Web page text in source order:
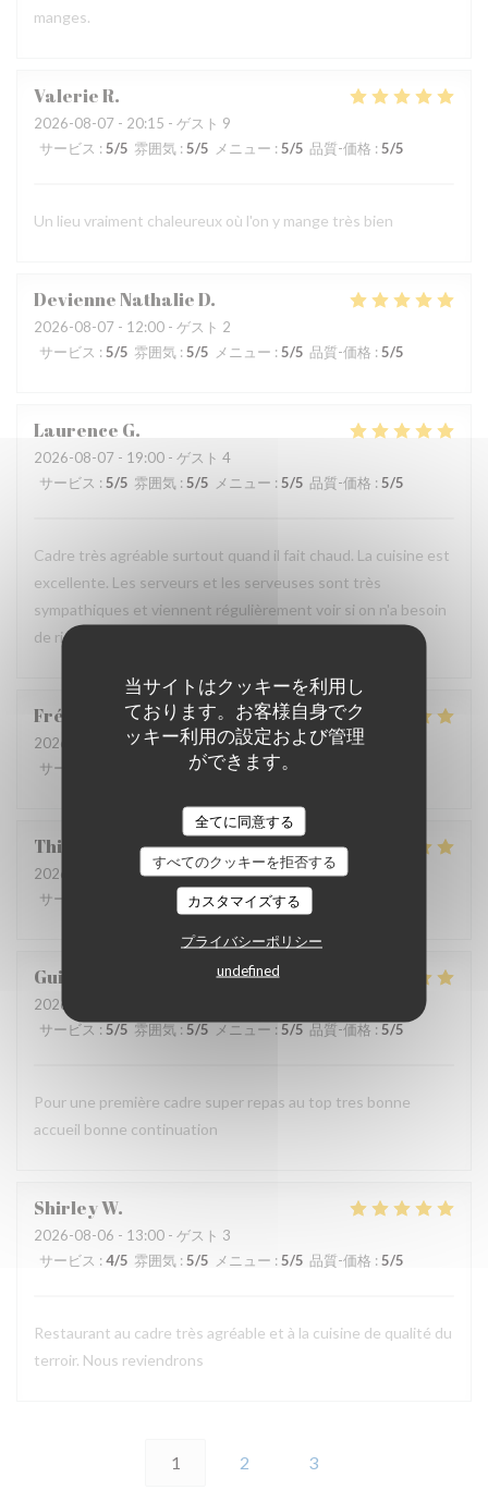
当サイトはクッキーを利用し
ております。お客様自身でク
ッキー利用の設定および管理
ができます。
全てに同意する
すべてのクッキーを拒否する
カスタマイズする
プライバシーポリシー
undefined
manges.
ValerieR
2026-08-07 - 20:15 - ゲスト 9
サービス : 5/5 雰囲気 : 5/5 メニュー : 5/5 品質-価格 : 5/5
Un lieu vraiment chaleureux où l'on y mange très bien
Devienne NathalieD
2026-08-07 - 12:00 - ゲスト 2
サービス : 5/5 雰囲気 : 5/5 メニュー : 5/5 品質-価格 : 5/5
Laurence G
2026-08-07 - 19:00 - ゲスト 4
サービス : 5/5 雰囲気 : 5/5 メニュー : 5/5 品質-価格 : 5/5
Cadre très agréable surtout quand il fait chaud. La cuisine est
excellente. Les serveurs et les serveuses sont très
sympathiques et viennent régulièrement voir si on n'a besoin
de rien. On se sent bien dans ce restaurant.
FrédériqueA
2026-08-07
- 12:00 - ゲスト 3
サービス
5/5 メニュー: 5
Thierry
2026-08-07
- 12:15 - ゲスト 4
サービス
4/5 メニュー:5/5
Guillemant
2026-08-07
サービス : 5/5 雰囲気 : 5/5 メニュー : 5/5 品質-価格 : 5/5
Pour une première cadre super repas au top tres bonne
accueil bonne continuation
ShirleyW
2026-08-06 - 13:00 - ゲスト 3
サービス :4/5 雰囲気 : 5/5 メニュー : 5/5 品質-価格 : 5/5
Restaurant au cadre très agréable et à la cuisine de qualité du
terroir. Nous reviendrons
1 2 3